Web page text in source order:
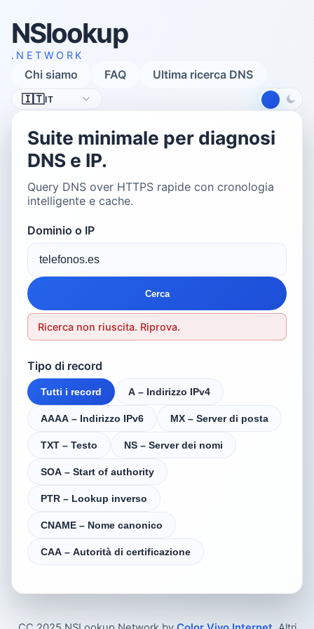
NSlookup
.NETWORK
Chi siamo FAQ
Ultima ricerca DNS
Lingua
🇮🇹IT
Suite minimale per diagnosi
DNS e IP.
Query DNS over HTTPS rapide con cronologia
intelligente e cache.
Dominio o IP
Cerca
Ricerca non riuscita. Riprova.
Tipo di record
Tutti i record A – Indirizzo IPv4
AAAA – Indirizzo IPv6 MX – Server di posta
TXT – Testo NS – Server dei nomi
SOA – Start of authority
PTR – Lookup inverso
CNAME – Nome canonico
CAA – Autorità di certificazione